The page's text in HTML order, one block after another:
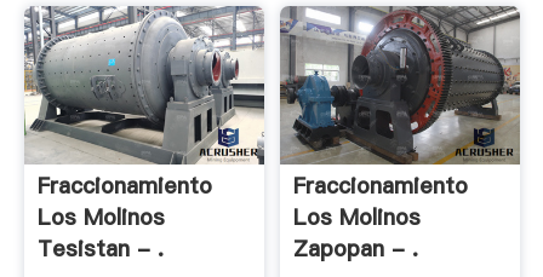
Fraccionamiento
Los Molinos
Tesistan - .
Fraccionamiento
Los Molinos
Zapopan - .